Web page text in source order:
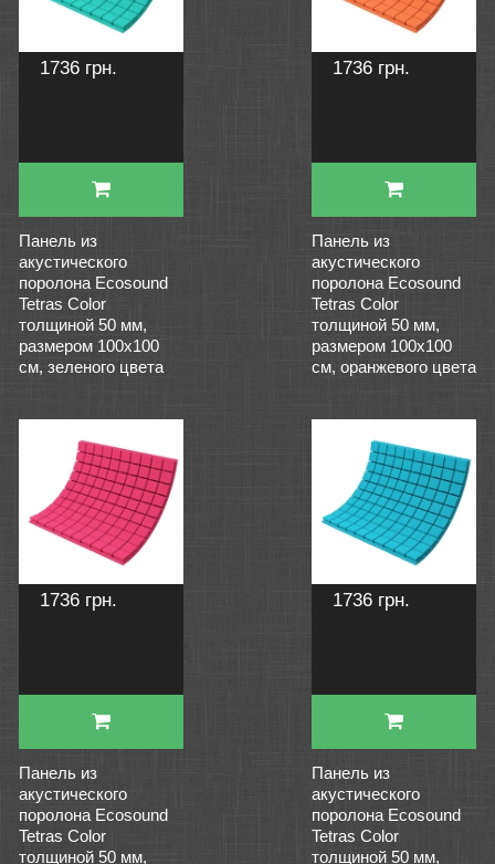
1736 грн.
Панель из
акустического
поролона Ecosound
Tetras Color
толщиной 50 мм,
размером 100х100
см, зеленого цвета
1736 грн.
Панель из
акустического
поролона Ecosound
Tetras Color
толщиной 50 мм,
размером 100х100
см, оранжевого цвета
1736 грн.
Панель из
акустического
поролона Ecosound
Tetras Color
толщиной 50 мм,
1736 грн.
Панель из
акустического
поролона Ecosound
Tetras Color
толщиной 50 мм,